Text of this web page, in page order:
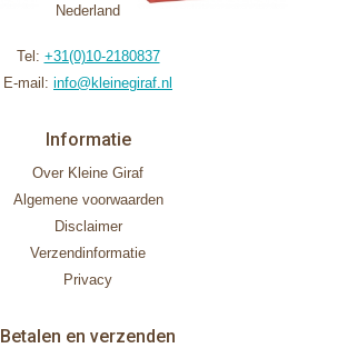
Nederland
Tel: +31(0)10-2180837
E-mail: info@kleinegiraf.nl
Informatie
Over Kleine Giraf
Algemene voorwaarden
Disclaimer
Verzendinformatie
Privacy
Betalen en verzenden